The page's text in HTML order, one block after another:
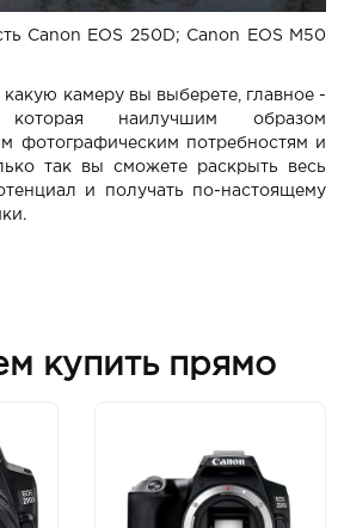
Canon EOS 250D; Canon EOS M50
какую камеру вы выберете, главное -
наилучшим образом
фотографическим потребностям и
так вы сможете раскрыть весь
и получать по-настоящему
купить прямо